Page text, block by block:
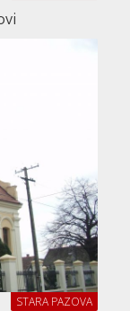
STARA PAZOVA